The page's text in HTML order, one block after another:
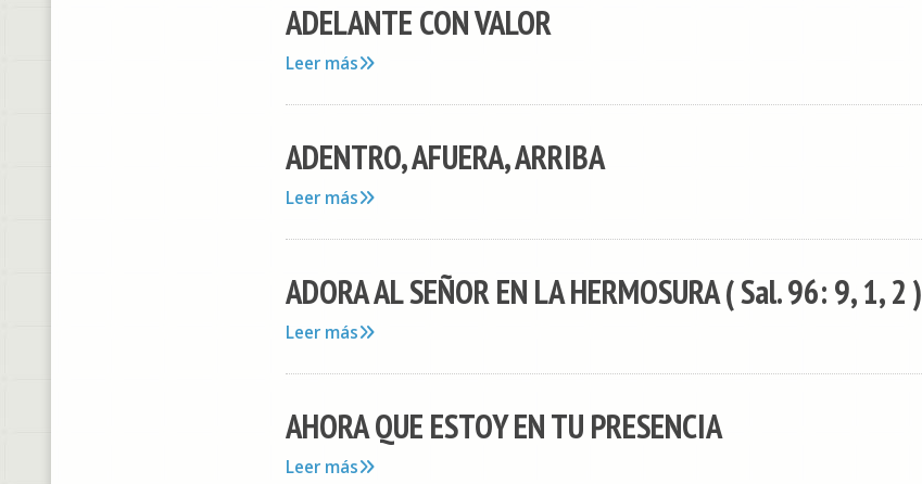
ADELANTE CON VALOR
Leer más
ADENTRO, AFUERA, ARRIBA
Leer más
ADORA AL SEÑOR EN LA HERMOSURA ( Sal. 96: 9, 1, 2 )
Leer más
AHORA QUE ESTOY EN TU PRESENCIA
Leer más